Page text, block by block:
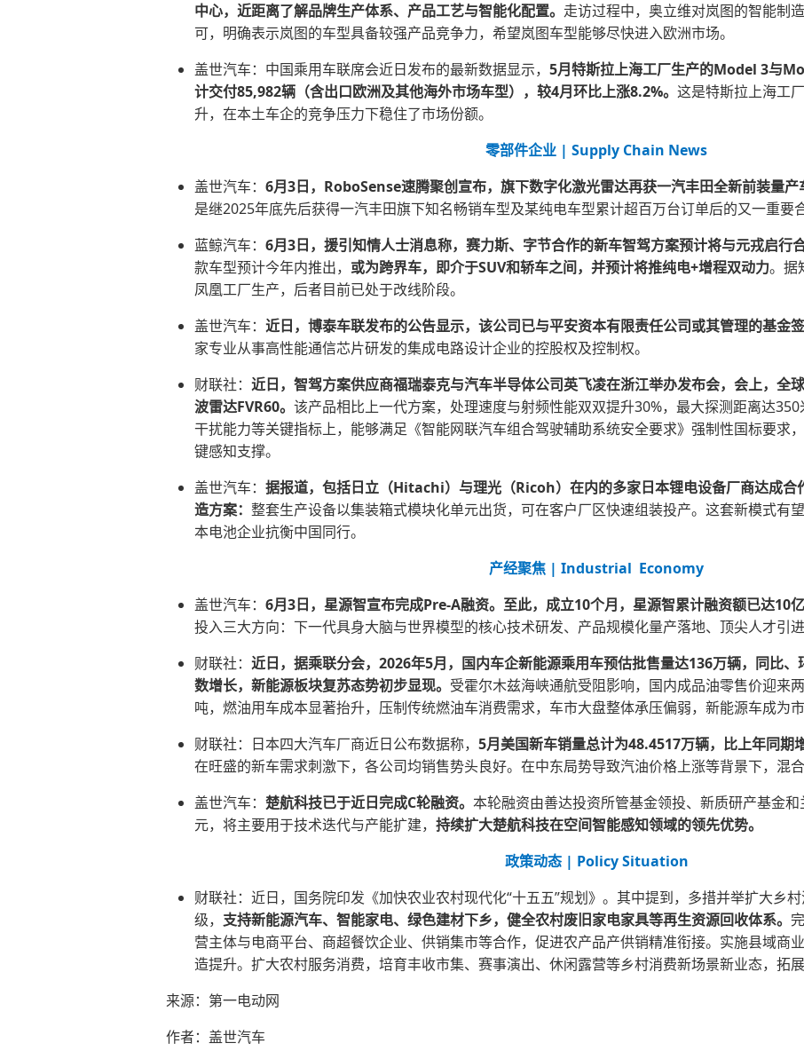
中心，近距离了解品牌生产体系、产品工艺与智能化配置。 走访过程中，奥立维对岚图的智能制
可，明确表示岚图的车型具备较强产品竞争力，希望岚图车型能够尽快进入欧洲市场。
盖世汽车：中国乘用车联席会近日发布的最新数据显示， 5月特斯拉上海工厂生产的Model 3与
计交付85,982辆（含出口欧洲及其他海外市场车型），较4月环比上涨8.2%。 这是特斯拉上海工
升，在本土车企的竞争压力下稳住了市场份额。
零部件企业 | Supply Chain News
盖世汽车： 6月3日，RoboSense速腾聚创宣布，旗下数字化激光雷达再获一汽丰田全新前装量产
是继2025年底先后获得一汽丰田旗下知名畅销车型及某纯电车型累计超百万台订单后的又一重要合
蓝鲸汽车： 6月3日，援引知情人士消息称，赛力斯、字节合作的新车智驾方案预计将与元戎启行
款车型预计今年内推出， 或为跨界车，即介于SUV和轿车之间，并预计将推纯电+增程双动力。据
凤凰工厂生产，后者目前已处于改线阶段。
盖世汽车： 近日，博泰车联发布的公告显示，该公司已与平安资本有限责任公司或其管理的基金
家专业从事高性能通信芯片研发的集成电路设计企业的控股权及控制权。
财联社： 近日，智驾方案供应商福瑞泰克与汽车半导体公司英飞凌在浙江举办发布会，会上，全
波雷达FVR60。 该产品相比上一代方案，处理速度与射频性能双双提升30%，最大探测距离达
⼲扰能⼒等关键指标上，能够满足《智能网联汽车组合驾驶辅助系统安全要求》强制性国标要求
键感知支撑。
盖世汽车： 据报道，包括日立（Hitachi）与理光（Ricoh）在内的多家日本锂电设备厂商达成合
造方案： 整套生产设备以集装箱式模块化单元出货，可在客户厂区快速组装投产。这套新模式有
本电池企业抗衡中国同行。
产经聚焦 | Industrial Economy
盖世汽车： 6月3日，星源智宣布完成Pre-A融资。 至此，成立10个月，星源智累计融资额已达10亿
投入三大方向：下一代具身大脑与世界模型的核心技术研发、产品规模化量产落地、顶尖人才引进
财联社： 近日，据乘联分会，2026年5月，国内车企新能源乘用车预估批售量达136万辆，同比
数增长，新能源板块复苏态势初步显现。 受霍尔木兹海峡通航受阻影响，国内成品油零售价迎来
吨，燃油用车成本显著抬升，压制传统燃油车消费需求，车市大盘整体承压偏弱，新能源车成为市
财联社：日本四大汽车厂商近日公布数据称， 5月美国新车销量总计为48.4517万辆，比上年同期
在旺盛的新车需求刺激下，各公司均销售势头良好。在中东局势导致汽油价格上涨等背景下，混
盖世汽车： 楚航科技已于近日完成C轮融资。 本轮融资由善达投资所管基金领投、新质研产基金
元，将主要用于技术迭代与产能扩建， 持续扩大楚航科技在空间智能感知领域的领先优势。
政策动态 | Policy Situation
财联社：近日，国务院印发《加快农业农村现代化“十五五”规划》。其中提到，多措并举扩大乡
级， 支持新能源汽车、智能家电、绿色建材下乡，健全农村废旧家电家具等再生资源回收体系。
营主体与电商平台、商超餐饮企业、供销集市等合作，促进农产品产供销精准衔接。实施县域商
造提升。扩大农村服务消费，培育丰收市集、赛事演出、休闲露营等乡村消费新场景新业态，拓
来源：第一电动网
作者：盖世汽车